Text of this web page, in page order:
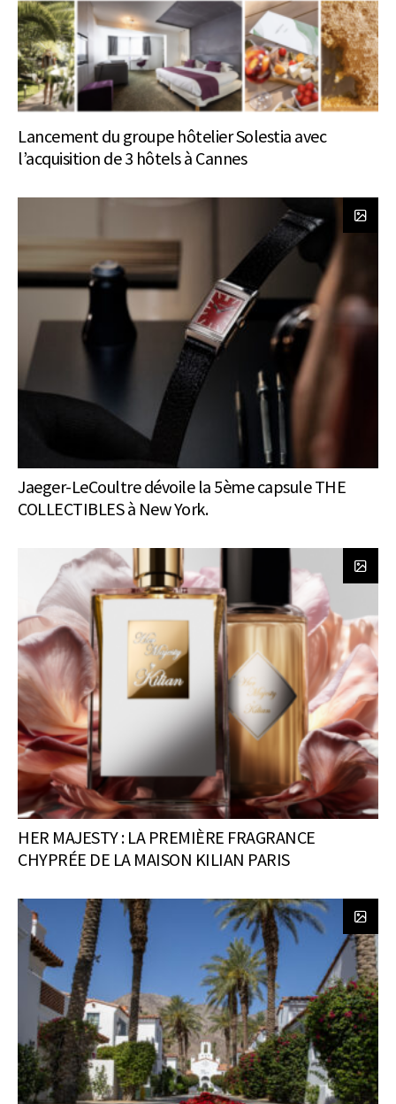
Lancement du groupe hôtelier Solestia avec
l’acquisition de 3 hôtels à Cannes
Jaeger-LeCoultre dévoile la 5ème capsule THE
COLLECTIBLES à New York.
HER MAJESTY : LA PREMIÈRE FRAGRANCE
CHYPRÉE DE LA MAISON KILIAN PARIS